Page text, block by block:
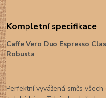
Kompletní specifikace
Caffe Vero Duo Espresso
Robusta
Perfektní vyvážená směs